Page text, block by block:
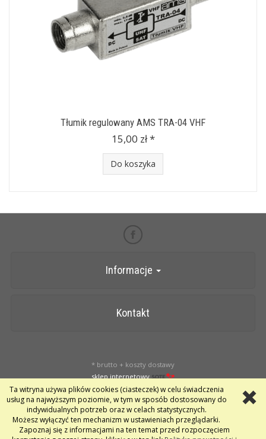
Tłumik regulowany AMS TRA-04 VHF
15,00 zł *
Do koszyka
Informacje
Kontakt
* brutto + koszty dostawy
sklep internetowy
Ta witryna używa plików cookies (ciasteczek) w celu świadczenia
usług na najwyższym poziomie, w tym w sposób dostosowany do
indywidualnych potrzeb oraz w celach statystycznych.
Możesz wyłączyć ten mechanizm w ustawieniach przeglądarki.
Zapoznaj się z informacjami na ten temat przed rozpoczęciem